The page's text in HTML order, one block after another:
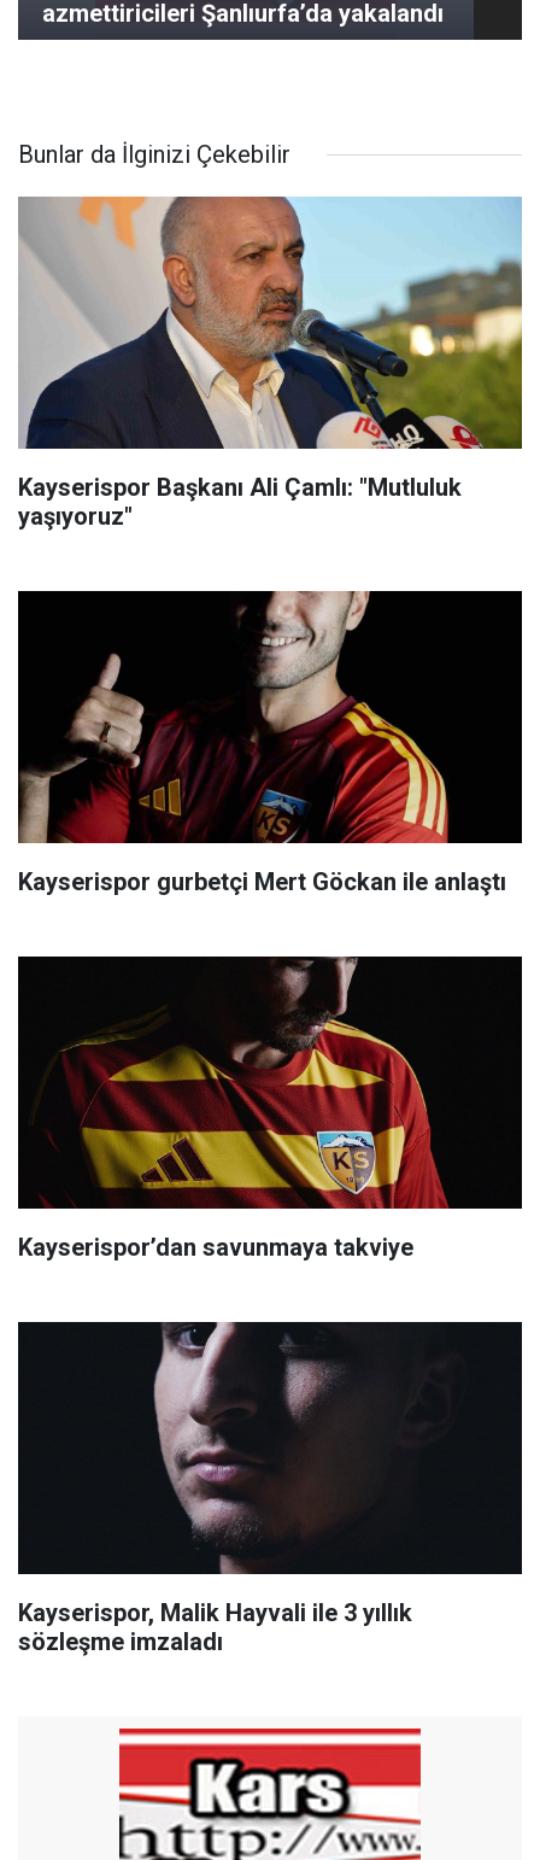
azmettiricileri Şanlıurfa’da yakalandı
Bunlar da İlginizi Çekebilir
Kayserispor Başkanı Ali Çamlı: "Mutluluk
yaşıyoruz"
Kayserispor gurbetçi Mert Göckan ile anlaştı
Kayserispor’dan savunmaya takviye
Kayserispor, Malik Hayvali ile 3 yıllık
sözleşme imzaladı